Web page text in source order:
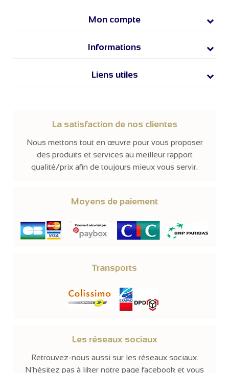
Mon compte
Informations
Liens utiles
La satisfaction de nos clientes
Nous mettons tout en œuvre pour vous proposer
des produits et services au meilleur rapport
qualité/prix afin de toujours mieux vous servir.
Moyens de paiement
Transports
Les réseaux sociaux
Retrouvez-nous aussi sur les réseaux sociaux.
N’hésitez pas à liker notre page facebook et vous